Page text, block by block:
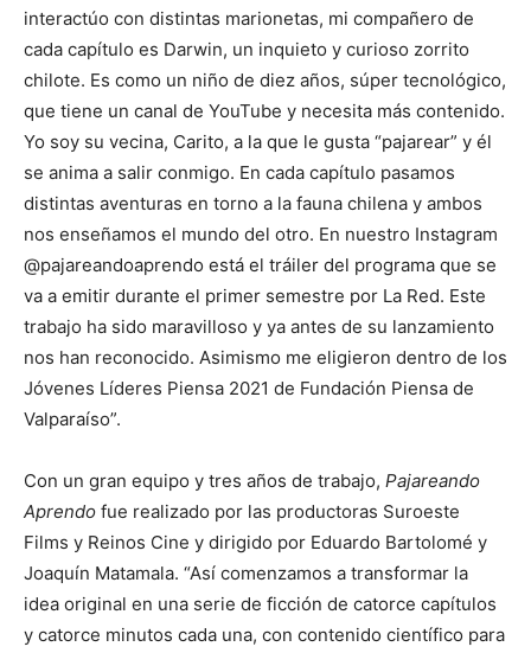
interactúo con distintas marionetas, mi compañero de
cada capítulo es Darwin, un inquieto y curioso zorrito
chilote. Es como un niño de diez años, súper tecnológico,
que tiene un canal de YouTube y necesita más contenido.
Yo soy su vecina, Carito, a la que le gusta “pajarear” y él
se anima a salir conmigo. En cada capítulo pasamos
distintas aventuras en torno a la fauna chilena y ambos
nos enseñamos el mundo del otro. En nuestro Instagram
@pajareandoaprendo está el tráiler del programa que se
va a emitir durante el primer semestre por La Red. Este
trabajo ha sido maravilloso y ya antes de su lanzamiento
nos han reconocido. Asimismo me eligieron dentro de los
Jóvenes Líderes Piensa 2021 de Fundación Piensa de
Valparaíso”.
Con un gran equipo y tres años de trabajo, Pajareando
Aprendo fue realizado por las productoras Suroeste
Films y Reinos Cine y dirigido por Eduardo Bartolomé y
Joaquín Matamala. “Así comenzamos a transformar la
idea original en una serie de ficción de catorce capítulos
y catorce minutos cada una, con contenido científico para